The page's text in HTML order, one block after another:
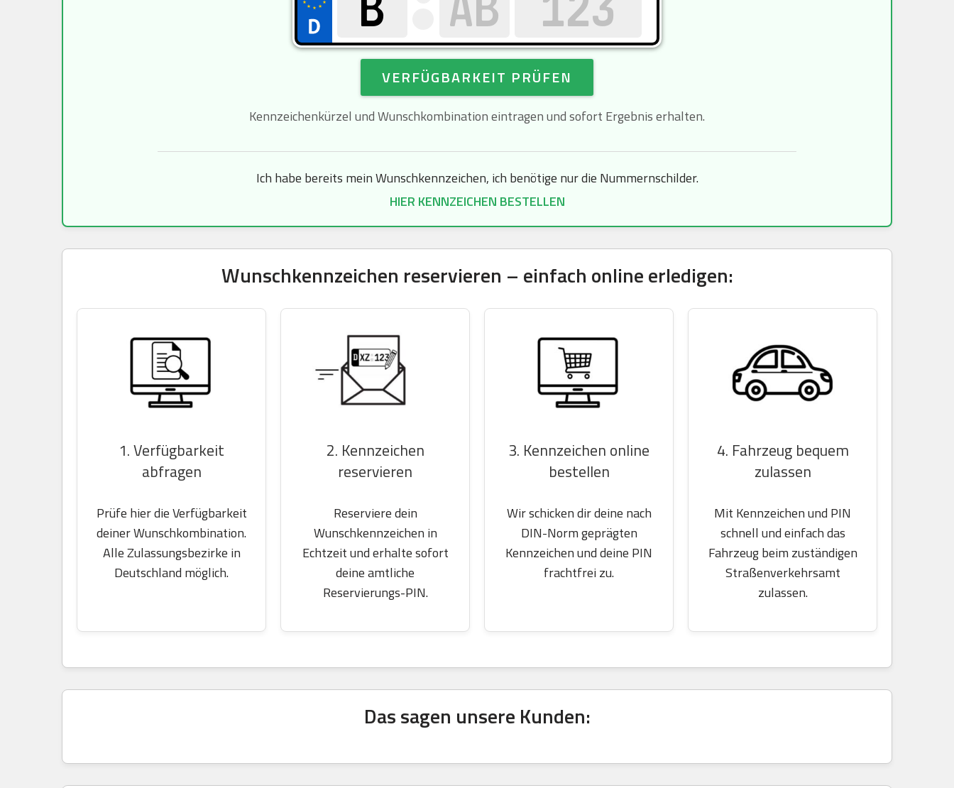
VERFÜGBARKEIT PRÜFEN
Kennzeichenkürzel und Wunschkombination eintragen und sofort Ergebnis erhalten.
Ich habe bereits mein Wunschkennzeichen, ich benötige nur die Nummernschilder.
HIER KENNZEICHEN BESTELLEN
Wunschkennzeichen reservieren – einfach online erledigen:
1. Verfügbarkeit
abfragen
Prüfe hier die Verfügbarkeit
deiner Wunschkombination.
Alle Zulassungsbezirke in
Deutschland möglich.
2. Kennzeichen
reservieren
Reserviere dein
Wunschkennzeichen in
Echtzeit und erhalte sofort
deine amtliche
Reservierungs-PIN.
3. Kennzeichen online
bestellen
Wir schicken dir deine nach
DIN-Norm geprägten
Kennzeichen und deine PIN
frachtfrei zu.
4. Fahrzeug bequem
zulassen
Mit Kennzeichen und PIN
schnell und einfach das
Fahrzeug beim zuständigen
Straßenverkehrsamt
zulassen.
Das sagen unsere Kunden: